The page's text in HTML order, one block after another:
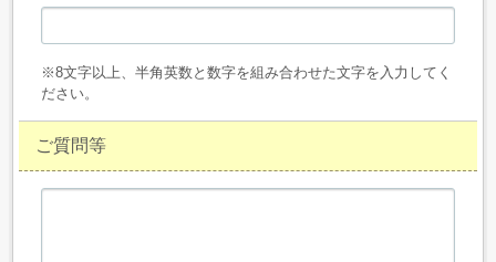
※8文字以上、半角英数と数字を組み合わせた文字を入力してく
ださい。
ご質問等